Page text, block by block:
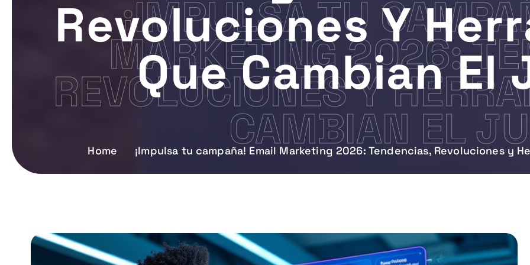
¡IMPULSA TU
MARKETING 2026:
REVOLUCIONES Y
CAMBIAN EL
Revoluciones Y
Que Cambian El
Home ¡Impulsa tu campaña! Email Marketing 2026: Tendencias, Revoluciones y